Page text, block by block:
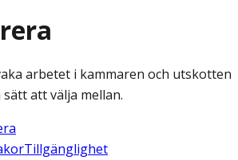
arbetet i kammaren och utskotten
att välja mellan.
Tillgänglighet